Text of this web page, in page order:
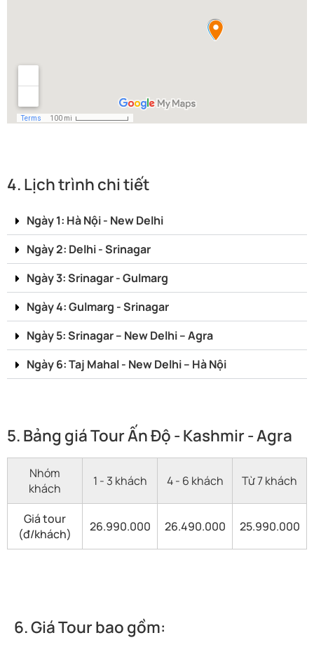
4. Lịch trình chi tiết
Ngày 1: Hà Nội - New Delhi
Ngày 2: Delhi - Srinagar
Ngày 3: Srinagar - Gulmarg
Ngày 4: Gulmarg - Srinagar
Ngày 5: Srinagar – New Delhi – Agra
Ngày 6: Taj Mahal - New Delhi – Hà Nội
5. Bảng giá Tour Ấn Độ - Kashmir - Agra
Nhóm
khách
1 - 3 khách 4 - 6 khách Từ 7 khách
Giá tour
(đ/khách)
26.990.000 26.490.000 25.990.000
6. Giá Tour bao gồm: